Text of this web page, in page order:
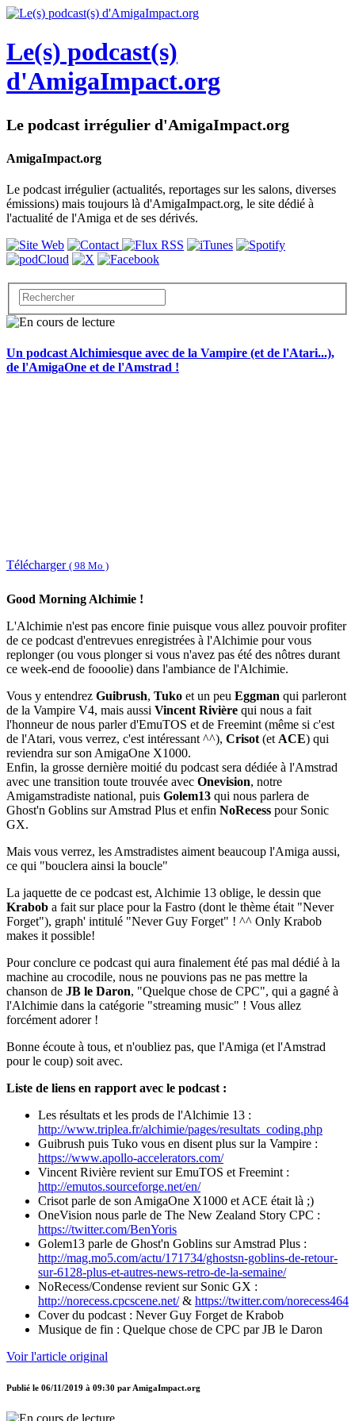
Le(s) podcast(s)
d'AmigaImpact.org
Le podcast irrégulier d'AmigaImpact.org
AmigaImpact.org
Le podcast irrégulier (actualités, reportages sur les salons, diverses
émissions) mais toujours là d'AmigaImpact.org, le site dédié à
l'actualité de l'Amiga et de ses dérivés.
Un podcast Alchimiesque avec de la Vampire (et de l'Atari...),
de l'AmigaOne et de l'Amstrad !
Télécharger ( 98 Mo )
Good Morning Alchimie !
L'Alchimie n'est pas encore finie puisque vous allez pouvoir profiter
de ce podcast d'entrevues enregistrées à l'Alchimie pour vous
replonger (ou vous plonger si vous n'avez pas été des nôtres durant
ce week-end de foooolie) dans l'ambiance de l'Alchimie.
Vous y entendrez Guibrush, Tuko et un peu Eggman qui parleront
de la Vampire V4, mais aussi Vincent Rivière qui nous a fait
l'honneur de nous parler d'EmuTOS et de Freemint (même si c'est
de l'Atari, vous verrez, c'est intéressant ^^), Crisot (et ACE) qui
reviendra sur son AmigaOne X1000.
Enfin, la grosse dernière moitié du podcast sera dédiée à l'Amstrad
avec une transition toute trouvée avec Onevision, notre
Amigamstradiste national, puis Golem13 qui nous parlera de
Ghost'n Goblins sur Amstrad Plus et enfin NoRecess pour Sonic
GX.
Mais vous verrez, les Amstradistes aiment beaucoup l'Amiga aussi,
ce qui "bouclera ainsi la boucle"
La jaquette de ce podcast est, Alchimie 13 oblige, le dessin que
Krabob a fait sur place pour la Fastro (dont le thème était "Never
Forget"), graph' intitulé "Never Guy Forget" ! ^^ Only Krabob
makes it possible!
Pour conclure ce podcast qui aura finalement été pas mal dédié à la
machine au crocodile, nous ne pouvions pas ne pas mettre la
chanson de JB le Daron, "Quelque chose de CPC", qui a gagné à
l'Alchimie dans la catégorie "streaming music" ! Vous allez
forcément adorer !
Bonne écoute à tous, et n'oubliez pas, que l'Amiga (et l'Amstrad
pour le coup) soit avec.
Liste de liens en rapport avec le podcast :
Les résultats et les prods de l'Alchimie 13 :
http://www.triplea.fr/alchimie/pages/resultats_coding.php
Guibrush puis Tuko vous en disent plus sur la Vampire :
https://www.apollo-accelerators.com/
Vincent Rivière revient sur EmuTOS et Freemint :
http://emutos.sourceforge.net/en/
Crisot parle de son AmigaOne X1000 et ACE était là ;)
OneVision nous parle de The New Zealand Story CPC :
https://twitter.com/BenYoris
Golem13 parle de Ghost'n Goblins sur Amstrad Plus :
http://mag.mo5.com/actu/171734/ghostsn-goblins-de-retour-
sur-6128-plus-et-autres-news-retro-de-la-semaine/
NoRecess/Condense revient sur Sonic GX :
http://norecess.cpcscene.net/& https://twitter.com/norecess464
Cover du podcast : Never Guy Forget de Krabob
Musique de fin : Quelque chose de CPC par JB le Daron
Voir l'article original
Publié le 06/11/2019 à 09:30 par AmigaImpact.org